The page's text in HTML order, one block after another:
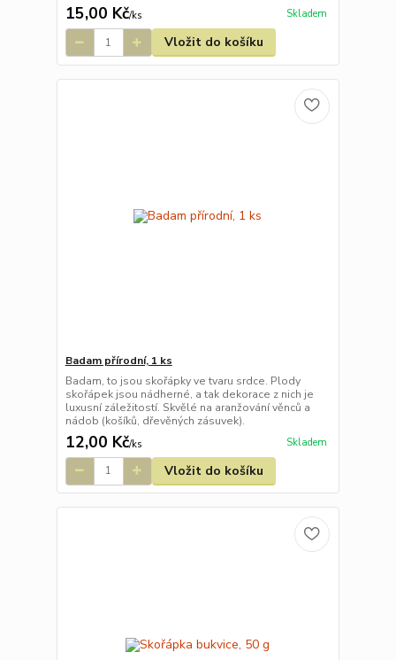
15,00 Kč/ks Skladem
Vložit do košíku
Badam přírodní, 1 ks
Badam, to jsou skořápky ve tvaru srdce. Plody
skořápek jsou nádherné, a tak dekorace z nich je
luxusní záležitostí. Skvělé na aranžování věnců a
nádob (košíků, dřevěných zásuvek).
12,00 Kč/ks Skladem
Vložit do košíku